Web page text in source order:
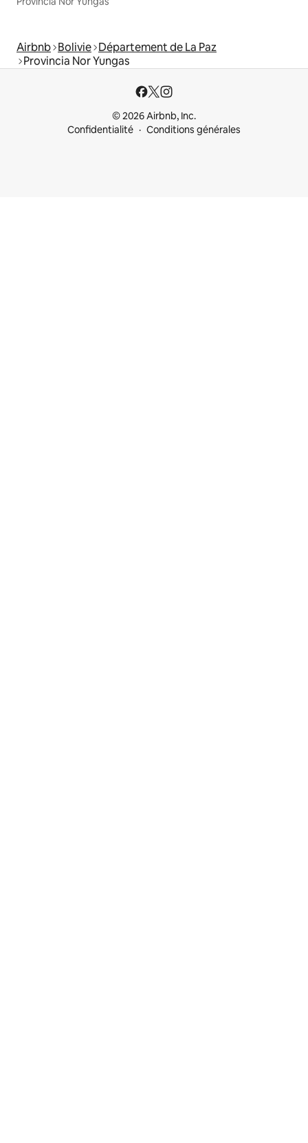
Airbnb Bolivie Département de La Paz
Provincia Nor Yungas
© 2026 Airbnb, Inc.
Confidentialité
Conditions générales